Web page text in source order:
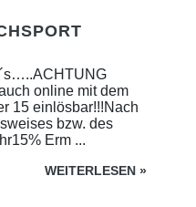
online mit dem
15 einlösbar!!!Nach
bzw. des
Erm ...
WEITERLESEN »